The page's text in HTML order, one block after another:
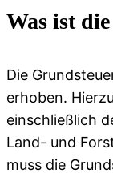
Was ist
Die
erhoben.
einschließlich
Land- und
muss die